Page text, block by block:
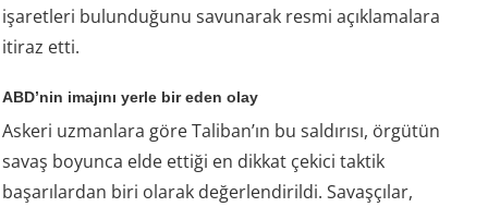
işaretleri bulunduğunu savunarak resmi açıklamalara
itiraz etti.
ABD’nin imajını yerle bir eden olay
Askeri uzmanlara göre Taliban’ın bu saldırısı, örgütün
savaş boyunca elde ettiği en dikkat çekici taktik
başarılardan biri olarak değerlendirildi. Savaşçılar,